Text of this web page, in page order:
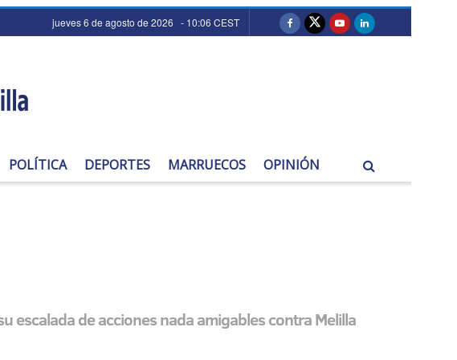
jueves 6 de agosto de 2026 - 10:06 CEST
POLÍTICA DEPORTES MARRUECOS OPINIÓN
escalada de acciones nada amigables contra Melilla